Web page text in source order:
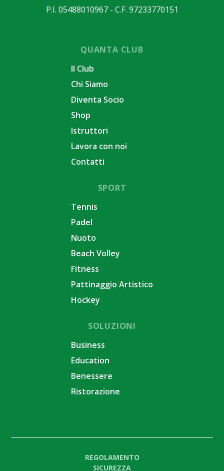
P.I. 05488010967 - C.F. 97233770151
QUANTA CLUB
Il Club
Chi Siamo
Diventa Socio
Shop
Istruttori
Lavora con noi
Contatti
SPORT
Tennis
Padel
Nuoto
Beach Volley
Fitness
Pattinaggio Artistico
Hockey
SOLUZIONI
Business
Education
Benessere
Ristorazione
REGOLAMENTO
SICUREZZA